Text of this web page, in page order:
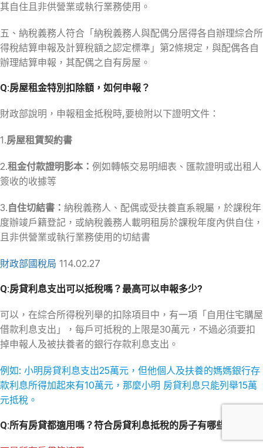
其自住且非供營業或執行業務使用。
五、納稅義務人符合「納稅義務人與配偶分居得各自辦理綜合所
得稅結算申報及計算稅額之認定標準」第2條規定，與配偶各自
辦理結算申報，其配偶之自有房屋。
Q:房屋租金特別扣除額，如何申報？
財政部說明，申報租金抵稅時,要檢附以下證明文件：
1.房屋租賃契約書
2.租金付款證明影本： 例如轉帳交易明細表、匯款證明或出租人
簽收的收據等
3.自住切結書： 納稅義務人、配偶或受扶養直系親屬，於課稅年
度辦竣戶籍登記，或納稅義務人載明租房於課稅年度內供自住，
且非供營業或執行業務使用的切結書
財政部國稅局 114.02.27
Q:房貸利息支出可以抵稅嗎？最高可以申報多少?
可以，在綜合所得稅列舉的扣除項目中，有一項「自用住宅購屋
借款利息支出」，每戶可抵稅的上限是30萬元，不過必須要扣
掉申報人及被扶養者的銀行存款利息支出。
例如: 小明房貸利息支出25萬元，但他個人及扶養的媽媽銀行存
款利息所得加起來有10萬元，那麼小明 房貸利息只能列舉15萬
元抵稅。
Q:所有房貸都適用嗎？符合房貸利息抵稅的房子有哪些條件？